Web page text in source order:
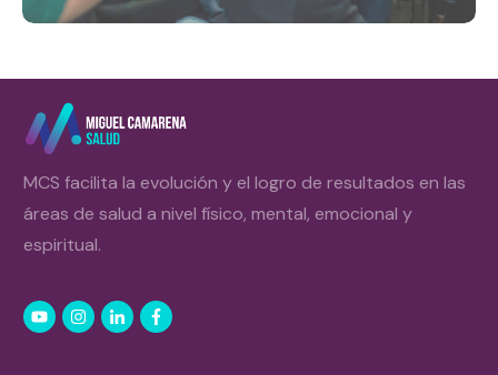
MCS facilita la evolución y el logro de resultados en las
áreas de salud a nivel físico, mental, emocional y
espiritual.